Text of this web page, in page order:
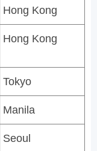
Hong Kong
Hong Kong
Tokyo
Manila
Seoul